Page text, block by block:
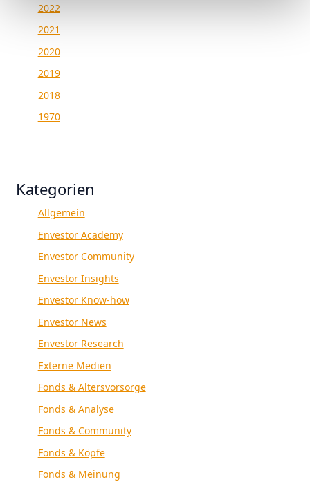
2022
2021
2020
2019
2018
1970
Kategorien
Allgemein
Envestor Academy
Envestor Community
Envestor Insights
Envestor Know-how
Envestor News
Envestor Research
Externe Medien
Fonds & Altersvorsorge
Fonds & Analyse
Fonds & Community
Fonds & Köpfe
Fonds & Meinung